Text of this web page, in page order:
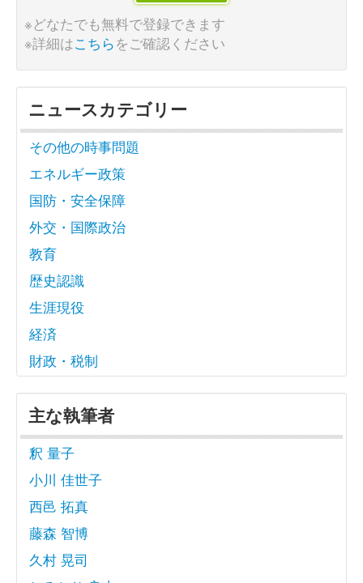
※どなたでも無料で登録できます
※詳細はこちらをご確認ください
ニュースカテゴリー
その他の時事問題
エネルギー政策
国防・安全保障
外交・国際政治
教育
歴史認識
生涯現役
経済
財政・税制
主な執筆者
釈 量子
小川 佳世子
西邑 拓真
藤森 智博
久村 晃司